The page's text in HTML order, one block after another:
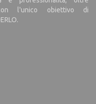
con l'unico obiettivo di